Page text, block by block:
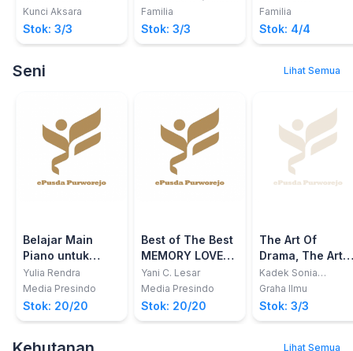
Asizun
Kunci Aksara
Stok: 3/3
Lengkap Hamil
Sehat
Hairunnisa
Familia
Stok: 3/3
Familia
Stok: 4/4
Seni Lihat Semua
Belajar Main
Piano untuk
Pemula
Yulia Rendra
Media Presindo
Stok: 20/20
Best of The Best
MEMORY LOVE
SONGS
Yani C. Lesar
Media Presindo
Stok: 20/20
The Art Of
Drama, The Art
Of Life
Kadek Sonia
Piscayanti, S.Pd.,
Graha Ilmu
Stok: 3/3
Lihat Semua